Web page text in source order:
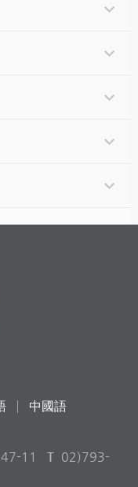
中國語
11
T 02)793-